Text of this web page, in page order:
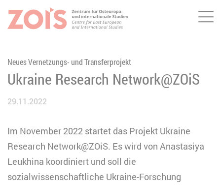
ZUM HAUPTINHALT SPRINGEN
ZUR SUCHE SPRINGEN
Neues Vernetzungs- und Transferprojekt
Ukraine Research Network@ZOiS
29.11.2022
Im November 2022 startet das Projekt Ukraine
Research Network@ZOiS. Es wird von Anastasiya
Leukhina koordiniert und soll die
sozialwissenschaftliche Ukraine-Forschung